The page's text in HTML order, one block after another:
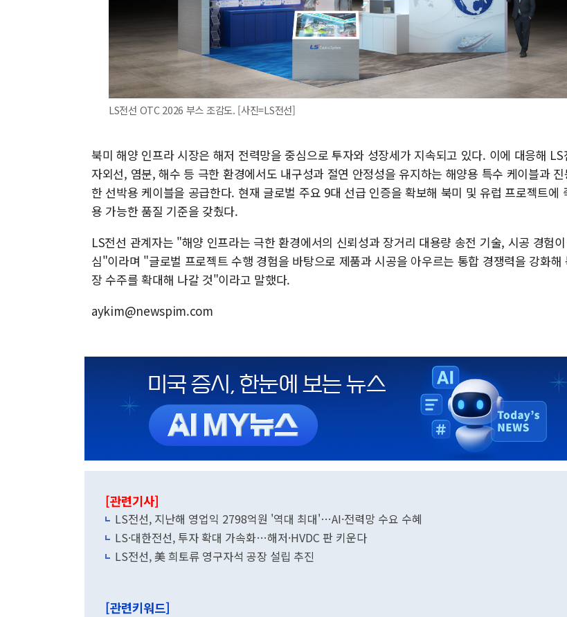
LS전선 OTC 2026 부스 조감도. [사진=LS전선]
북미 해양 인프라 시장은 해저 전력망을 중심으로 투자와 성장세가 지속되고 있다. 이에 대응해 LS
자외선, 염분, 해수 등 극한 환경에서도 내구성과 절연 안정성을 유지하는 해양용 특수 케이블과
한 선박용 케이블을 공급한다. 현재 글로벌 주요 9대 선급 인증을 확보해 북미 및 유럽 프로젝트에
용 가능한 품질 기준을 갖췄다.
LS전선 관계자는 "해양 인프라는 극한 환경에서의 신뢰성과 장거리 대용량 송전 기술, 시공 경험
심"이라며 "글로벌 프로젝트 수행 경험을 바탕으로 제품과 시공을 아우르는 통합 경쟁력을 강화해
장 수주를 확대해 나갈 것"이라고 말했다.
aykim@newspim.com
[관련기사]
LS전선, 지난해 영업익 2798억원 '역대 최대'…AI·전력망 수요 수혜
LS·대한전선, 투자 확대 가속화…해저·HVDC 판 키운다
LS전선, 美 희토류 영구자석 공장 설립 추진
[관련키워드]